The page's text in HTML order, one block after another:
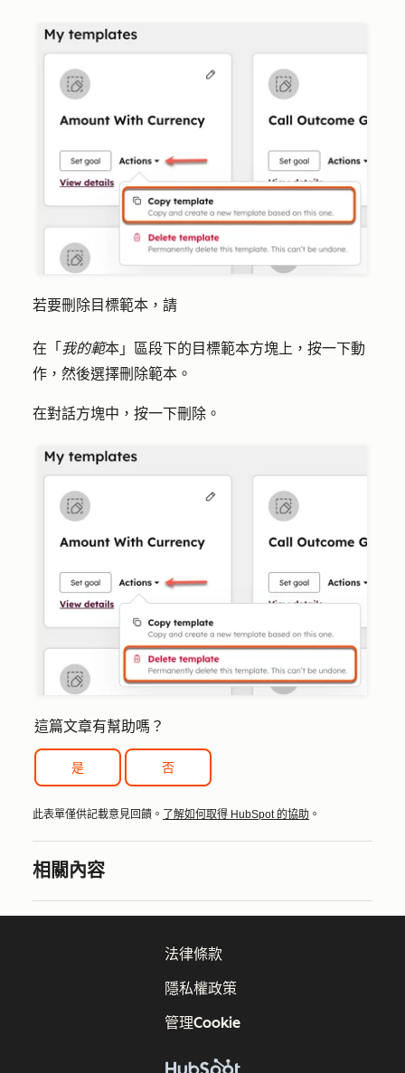
若要刪除目標範本，請
在「 我的範本」區段下的目標範本方塊上，按一下動
作 ，然後選擇刪除範本 。
在對話方塊中，按一下刪除 。
這篇文章有幫助嗎？
是 否
此表單僅供記載意見回饋。 了解如何取得 HubSpot 的協助 。
相關內容
法律條款
隱私權政策
管理Cookie